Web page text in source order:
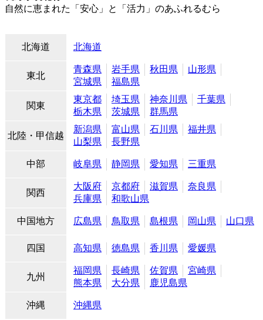
自然に恵まれた「安心」と「活力」のあふれるむら
北海道 北海道
東北
青森県 岩手県 秋田県
山形県
宮城県
福島県
関東
東京都 埼玉県 神奈川県
千葉県
栃木県
茨城県 群馬県
北陸・甲信越
新潟県 富山県 石川県
福井県
山梨県
長野県
中部 岐阜県 静岡県 愛知県 三重県
関西
大阪府 京都府 滋賀県
奈良県
兵庫県
和歌山県
中国地方 広島県 鳥取県 島根県 岡山県 山口県
四国 高知県 徳島県 香川県 愛媛県
九州
福岡県 長崎県 佐賀県
宮崎県
熊本県
大分県 鹿児島県
沖縄 沖縄県